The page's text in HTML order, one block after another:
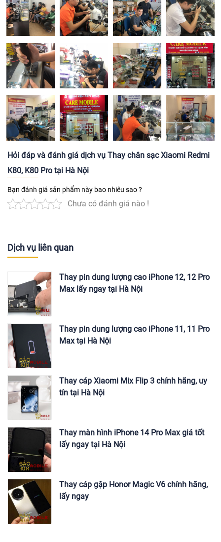
Hỏi đáp và đánh giá dịch vụ Thay chân sạc Xiaomi Redmi
K80, K80 Pro tại Hà Nội
Bạn đánh giá sản phẩm này bao nhiêu sao ?
Chưa có đánh giá nào !
Dịch vụ liên quan
Thay pin dung lượng cao iPhone 12, 12 Pro
Max lấy ngay tại Hà Nội
Thay pin dung lượng cao iPhone 11, 11 Pro
Max tại Hà Nội
Thay cáp Xiaomi Mix Flip 3 chính hãng, uy
tín tại Hà Nội
Thay màn hình iPhone 14 Pro Max giá tốt
lấy ngay tại Hà Nội
Thay cáp gập Honor Magic V6 chính hãng,
lấy ngay